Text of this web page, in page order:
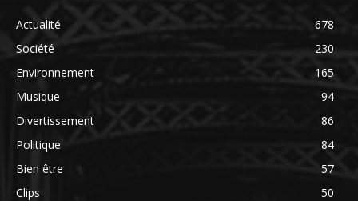
Actualité
678
Société
230
Environnement
165
Musique
94
Divertissement
86
Politique
84
Bien être
57
Clips
50